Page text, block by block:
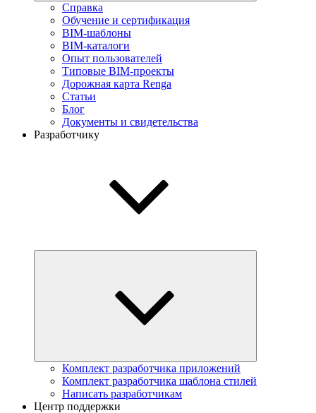
Справка
Обучение и сертификация
BIM-шаблоны
BIM-каталоги
Опыт пользователей
Типовые BIM-проекты
Дорожная карта Renga
Статьи
Блог
Документы и свидетельства
Разработчику
Комплект разработчика приложений
Комплект разработчика шаблона стилей
Написать разработчикам
Центр поддержки